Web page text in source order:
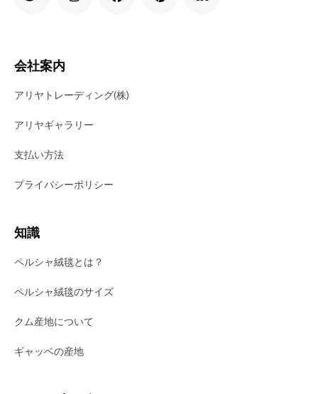
会社案内
アリヤトレーディング(株)
アリヤギャラリー
支払い方法
プライバシーポリシー
知識
ペルシャ絨毯とは？
ペルシャ絨毯のサイズ
クム産地について
ギャッベの産地